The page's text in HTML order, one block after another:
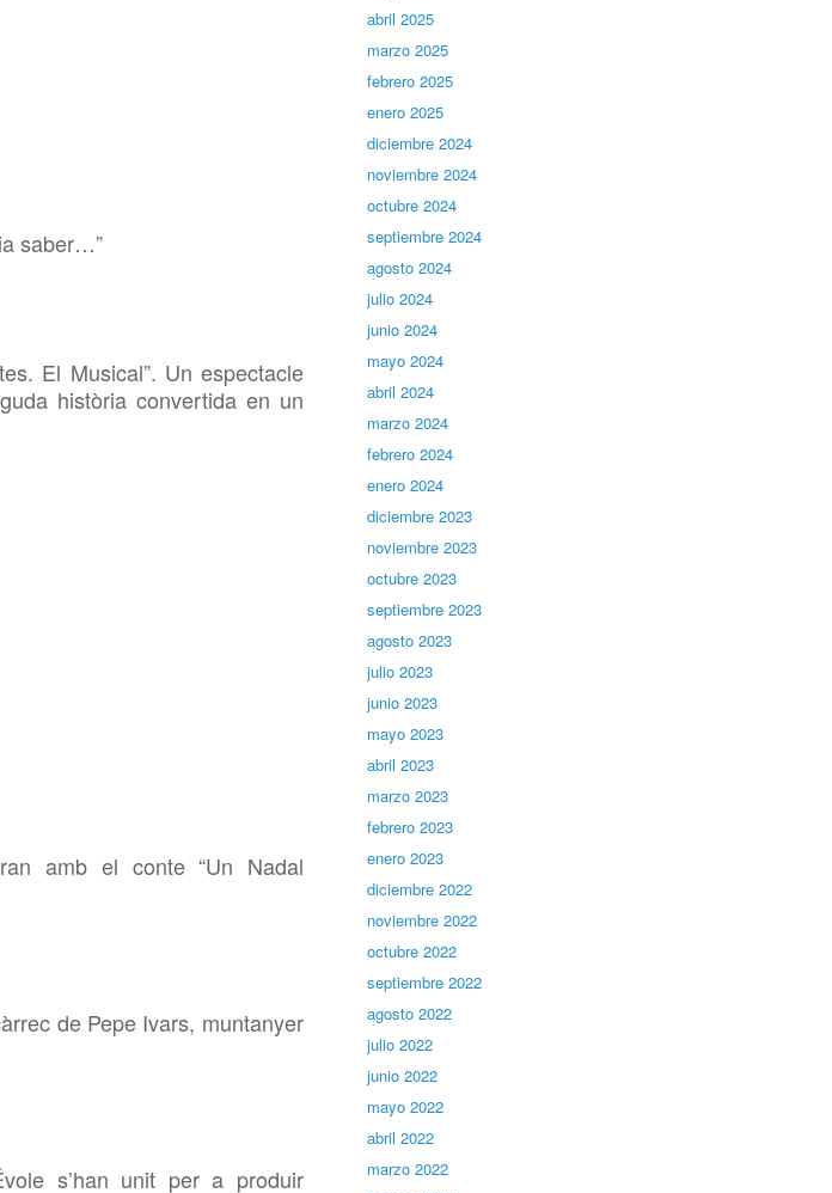
saber…”
El Musical”. Un espectacle
història convertida en un
amb el conte “Un Nadal
de Pepe Ivars, muntanyer
s’han unit per a produir
abril 2025
marzo 2025
febrero 2025
enero 2025
diciembre 2024
noviembre 2024
octubre 2024
septiembre 2024
agosto 2024
julio 2024
junio 2024
mayo 2024
abril 2024
marzo 2024
febrero 2024
enero 2024
diciembre 2023
noviembre 2023
octubre 2023
septiembre 2023
agosto 2023
julio 2023
junio 2023
mayo 2023
abril 2023
marzo 2023
febrero 2023
enero 2023
diciembre 2022
noviembre 2022
octubre 2022
septiembre 2022
agosto 2022
julio 2022
junio 2022
mayo 2022
abril 2022
marzo 2022